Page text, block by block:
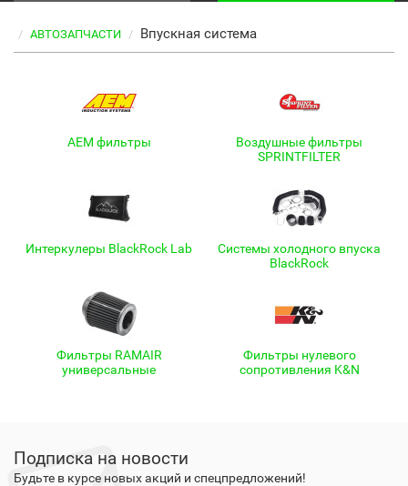
АВТОЗАПЧАСТИ Впускная система
AEM фильтры
Воздушные фильтры
SPRINTFILTER
Интеркулеры BlackRock Lab
Системы холодного впуска
BlackRock
Фильтры RAMAIR
универсальные
Фильтры нулевого
сопротивления K&N
Подписка на новости
Будьте в курсе новых акций и спецпредложений!